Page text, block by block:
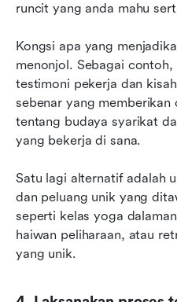
runcit yang anda mahu
Kongsi apa yang
menonjol. Sebagai
testimoni pekerja dan
sebenar yang memberikan
tentang budaya syarikat
yang bekerja di sana.
Satu lagi alternatif adalah
dan peluang unik yang
seperti kelas yoga
haiwan peliharaan, atau
yang unik.